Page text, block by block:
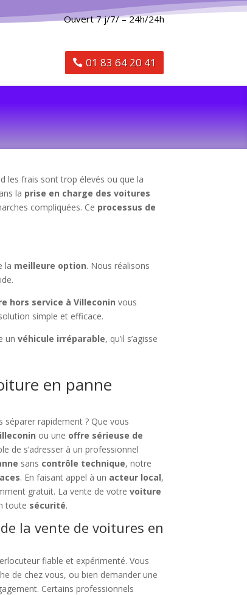
Ouvert 7 j/7/ – 24h/24h
01 83 64 20 41
les frais sont trop élevés ou que la
la prise en charge des voitures
compliquées. Ce processus de
la meilleure option. Nous réalisons
hors service à Villeconin vous
simple et efficace.
unvéhicule irréparable, qu’il s’agisse
en panne
séparer rapidement ? Que vous
ou une offre sérieuse de
de s’adresser à un professionnel
sans contrôle technique, notre
. En faisant appel à un acteur local,
gratuit. La vente de votrevoiture
toute sécurité.
la vente de voitures en
fiable et expérimenté. Vous
de chez vous, ou bien demander une
Certains professionnels